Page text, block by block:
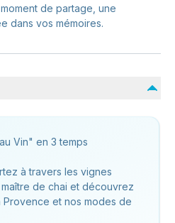
de partage, une
dans vos mémoires.
Vin" en 3 temps
à travers les vignes
de chai et découvrez
et nos modes de